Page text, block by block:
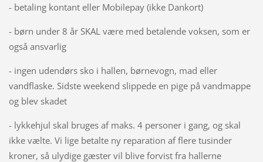
- betaling kontant eller Mobilepay (ikke Dankort)
- børn under 8 år SKAL være med betalende voksen, som er
også ansvarlig
- ingen udendørs sko i hallen, børnevogn, mad eller
vandflaske. Sidste weekend slippede en pige på vandmappe
og blev skadet
- lykkehjul skal bruges af maks. 4 personer i gang, og skal
ikke vælte. Vi lige betalte ny reparation af flere tusinder
kroner, så ulydige gæster vil blive forvist fra hallerne